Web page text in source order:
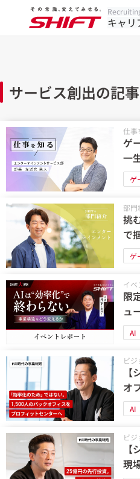
キャリ
サービス創出の記
仕事
ゲ
一
ゲ
部門
挑
で
ゲ
イベ
限
ュ
AI
ビジ
オ
AI
ビジ
現